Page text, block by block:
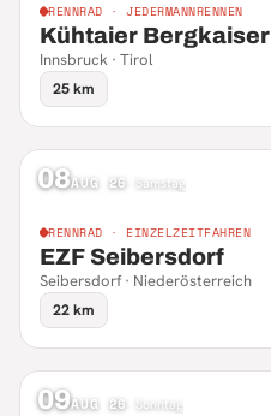
RENNRAD · JEDERMANNRENNEN
Kühtaier Bergkaiser
Innsbruck · Tirol
25 km
08AUG 26 Samstag
RENNRAD · EINZELZEITFAHREN
EZF Seibersdorf
Seibersdorf · Niederösterreich
22 km
09AUG 26 Sonntag